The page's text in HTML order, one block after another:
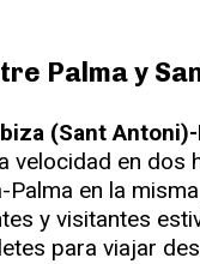
Palma y
(Sant
velocidad en dos
en la
y visitantes
para viajar